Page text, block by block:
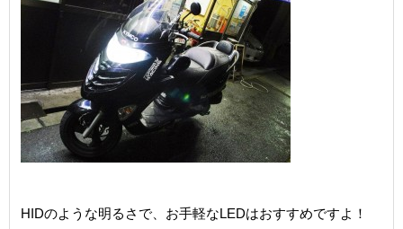
HIDのような明るさで、お手軽なLEDはおすすめですよ！